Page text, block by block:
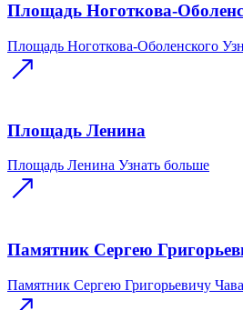
Площадь Ноготкова-
Площадь Ноготкова-Оболенского
Площадь Ленина
Площадь Ленина Узнать больше
Памятник Сергею
Памятник Сергею Григорьевичу